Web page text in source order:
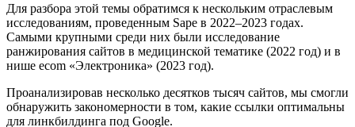
Для разбора этой темы обратимся к нескольким отраслевым
исследованиям, проведенным Sape в 2022–2023 годах.
Самыми крупными среди них были исследование
ранжирования сайтов в медицинской тематике (2022 год) и в
нише ecom «Электроника» (2023 год).
Проанализировав несколько десятков тысяч сайтов, мы смогли
обнаружить закономерности в том, какие ссылки оптимальны
для линкбилдинга под Google.